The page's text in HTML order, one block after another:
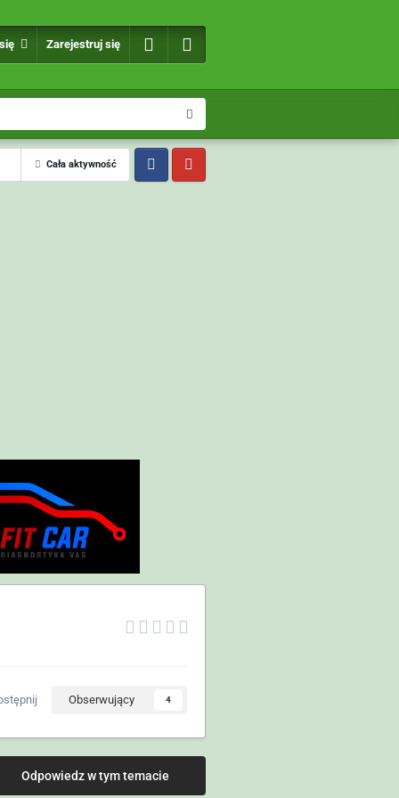
Zarejestruj się
Cała aktywność
Obserwujący 4
Odpowiedz w tym temacie